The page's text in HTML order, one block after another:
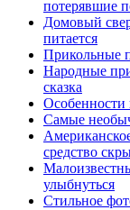
потерявшие
Домовый
питается
Прикольные
Народные
сказка
Особенности
Самые
средство
улыбнуться
Стильное